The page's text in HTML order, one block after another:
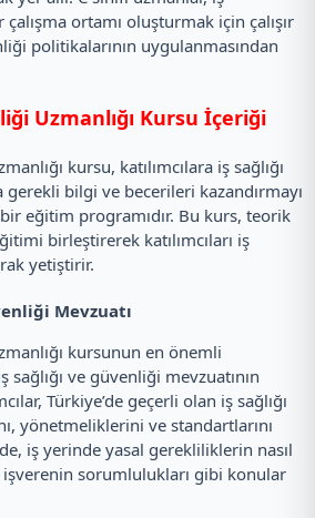
ortamı oluşturmak için çalışır
politikalarının uygulanmasından
Uzmanlığı Kursu İçeriği
kursu, katılımcılara iş sağlığı
bilgi ve becerileri kazandırmayı
eğitim programıdır. Bu kurs, teorik
birleştirerek katılımcıları iş
yetiştirir.
Mevzuatı
kursunun en önemli
ve güvenliği mevzuatının
Türkiye’de geçerli olan iş sağlığı
yönetmeliklerini ve standartlarını
iş yerinde yasal gerekliliklerin nasıl
sorumlulukları gibi konular